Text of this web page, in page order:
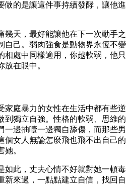
做的是讓這件事持續發酵，讓他進
幾天，最好能讓他在下一次動手之
自己。弱肉強食是動物界永恆不變
相處中同樣適用，你越軟弱，他只
在眼中。
家庭暴力的女性在生活中都有些逆
到獨立自強。性格的軟弱、思維的
一邊抽噎一邊獨自舔傷，而那些男
個女人無論怎麼飛也飛不出自己的
。
如此，丈夫心情不好就對她一頓毒
新來過，一點點建立自信，找回自